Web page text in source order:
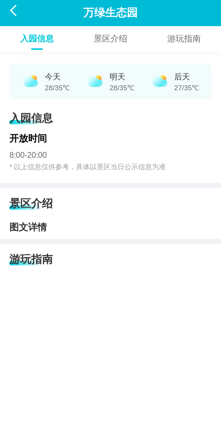
 万绿生态园
入园信息 景区介绍 游玩指南
今天
28/35℃
明天
28/35℃
后天
27/35℃
入园信息
开放时间
8:00-20:00
* 以上信息仅供参考，具体以景区当日公示信息为准
景区介绍
图文详情
游玩指南